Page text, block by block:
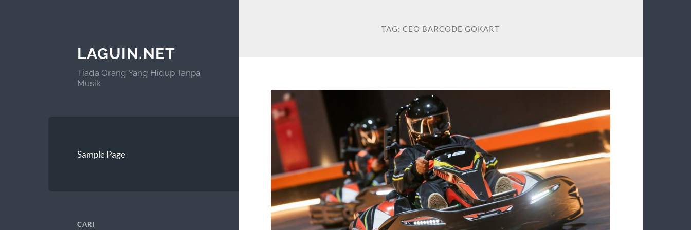
LAGUIN.NET
Tiada Orang Yang Hidup Tanpa
Musik
Sample Page
CARI
TAG: CEO BARCODE GOKART